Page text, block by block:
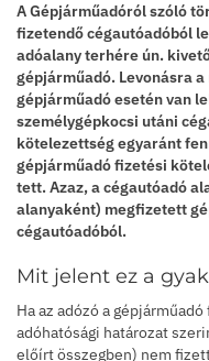
A Gépjárműadóról szóló
fizetendő cégautóadóból
adóalany terhére ún.
gépjárműadó. Levonásra
gépjárműadó esetén van
személygépkocsi utáni
kötelezettség egyaránt
gépjárműadó fizetési
tett. Azaz, a cégautóadó
alanyaként) megfizetett
cégautóadóból.
Mit jelent ez a
Ha az adózó a
adóhatósági határozat
előírt összegben) nem